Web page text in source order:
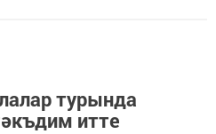
турында
итте